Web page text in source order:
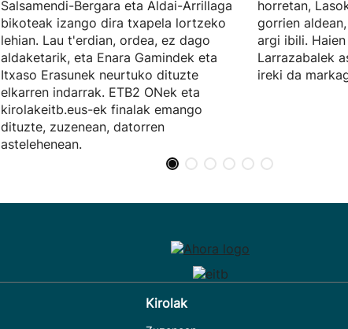
Salsamendi-Bergara eta Aldai-Arrillaga
bikoteak izango dira txapela lortzeko
lehian. Lau t'erdian, ordea, ez dago
aldaketarik, eta Enara Gamindek eta
Itxaso Erasunek neurtuko dituzte
elkarren indarrak. ETB2 ONek eta
kirolakeitb.eus-ek finalak emango
dituzte, zuzenean, datorren
astelehenean.
horretan,
gorrien
argi ibili.
Larrazabalek
ireki da
Kirolak